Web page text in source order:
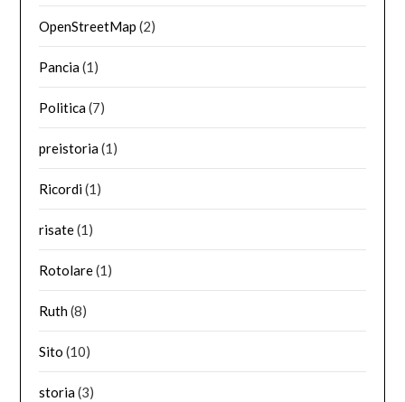
OpenStreetMap (2)
Pancia(1)
Politica(7)
preistoria(1)
Ricordi(1)
risate(1)
Rotolare(1)
Ruth(8)
Sito (10)
storia(3)